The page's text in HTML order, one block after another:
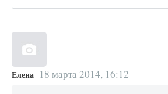
Елена 18 марта 2014, 16:12